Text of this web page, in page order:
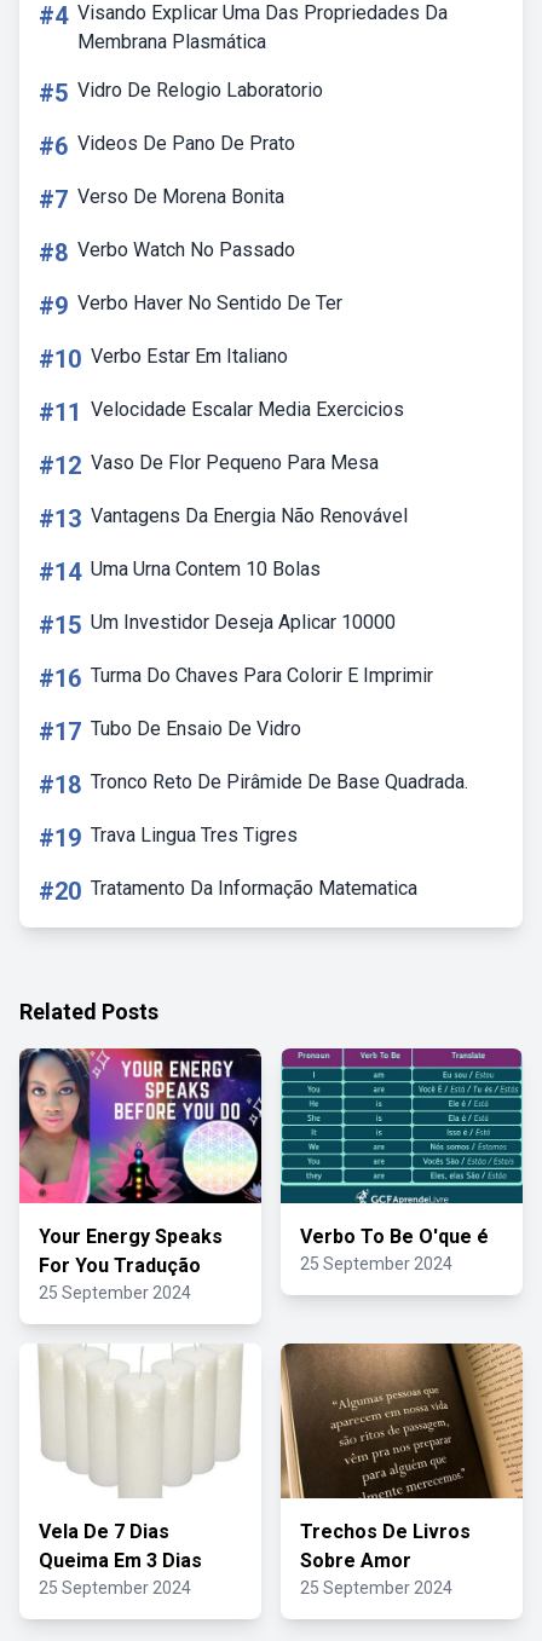
#4 Visando Explicar Uma Das Propriedades Da
Membrana Plasmática
#5 Vidro De Relogio Laboratorio
#6 Videos De Pano De Prato
#7 Verso De Morena Bonita
#8 Verbo Watch No Passado
#9 Verbo Haver No Sentido De Ter
#10 Verbo Estar Em Italiano
#11 Velocidade Escalar Media Exercicios
#12 Vaso De Flor Pequeno Para Mesa
#13 Vantagens Da Energia Não Renovável
#14 Uma Urna Contem 10 Bolas
#15 Um Investidor Deseja Aplicar 10000
#16 Turma Do Chaves Para Colorir E Imprimir
#17 Tubo De Ensaio De Vidro
#18 Tronco Reto De Pirâmide De Base Quadrada.
#19 Trava Lingua Tres Tigres
#20 Tratamento Da Informação Matematica
Related Posts
Your Energy Speaks
For You Tradução
25 September 2024
Verbo To Be O'que é
25 September 2024
Vela De 7 Dias
Queima Em 3 Dias
25 September 2024
Trechos De Livros
Sobre Amor
25 September 2024